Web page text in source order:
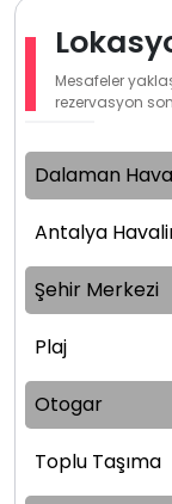
Mesafeler
rezervasyon
Dalaman
Antalya
Şehir Merkezi
Plaj
Otogar
Toplu Taşıma